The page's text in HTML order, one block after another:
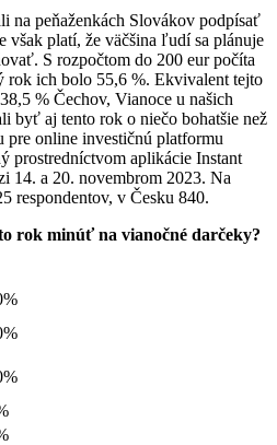
na peňaženkách Slovákov podpísať
však platí, že väčšina ľudí sa plánuje
S rozpočtom do 200 eur počíta
rok ich bolo 55,6 %. Ekvivalent tejto
% Čechov, Vianoce u našich
byť aj tento rok o niečo bohatšie než
pre online investičnú platformu
prostredníctvom aplikácie Instant
14. a 20. novembrom 2023. Na
respondentov, v Česku 840.
rok minúť na vianočné darčeky?